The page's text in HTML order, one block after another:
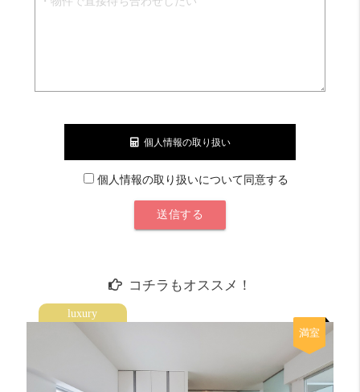
デイリーカナートが徒歩7分。キッチンは良い感じ。
びみょー 8 点
前面に2階建ての建物があります。
個人情報の取り扱い
個人情報の取り扱いについて同意する
コチラもオススメ！
luxury
満室